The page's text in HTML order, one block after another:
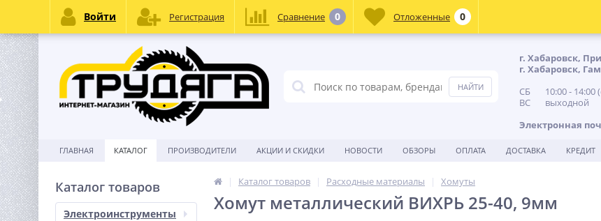
г. Хабаровск,
г. Хабаровск,
СБ 10:00 - 14:00
ВС выходной
Электронная
ГЛАВНАЯ КАТАЛОГ ПРОИЗВОДИТЕЛИ АКЦИИ И СКИДКИ НОВОСТИ ОБЗОРЫ ОПЛАТА ДОСТАВКА КРЕДИТ
Каталог товаров
Электроинструменты
Каталог товаров Расходные материалы Хомуты
Хомут металлический ВИХРЬ 25-40, 9мм
Войти Регистрация Сравнение 0 Отложенные 0